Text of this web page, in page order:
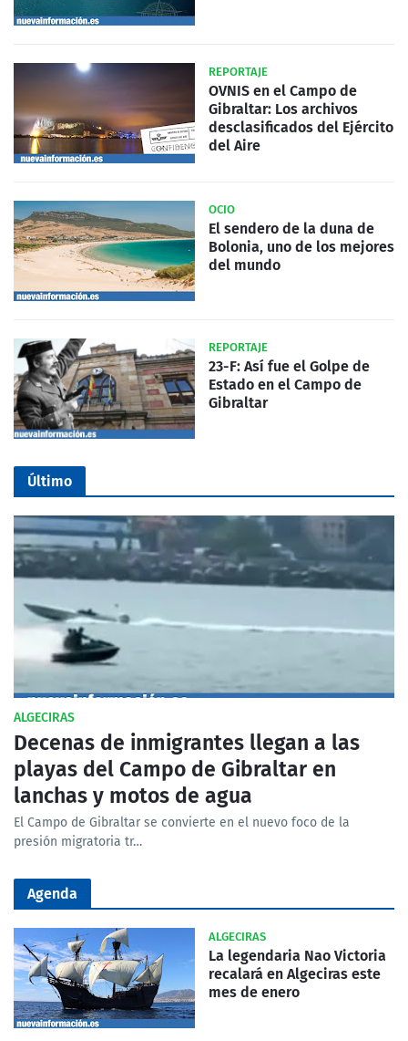
REPORTAJE
OVNIS en el Campo de
Gibraltar: Los archivos
desclasificados del Ejército
del Aire
OCIO
El sendero de la duna de
Bolonia, uno de los mejores
del mundo
REPORTAJE
23-F: Así fue el Golpe de
Estado en el Campo de
Gibraltar
Último
ALGECIRAS
Decenas de inmigrantes llegan a las
playas del Campo de Gibraltar en
lanchas y motos de agua
El Campo de Gibraltar se convierte en el nuevo foco de la
presión migratoria tr…
Agenda
ALGECIRAS
La legendaria Nao Victoria
recalará en Algeciras este
mes de enero